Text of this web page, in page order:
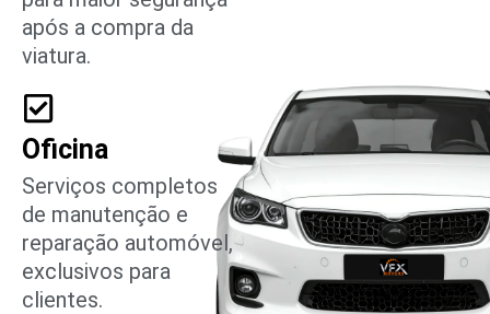
após a compra da
viatura.
Oficina
Serviços completos
de manutenção e
reparação automóvel,
exclusivos para
clientes.